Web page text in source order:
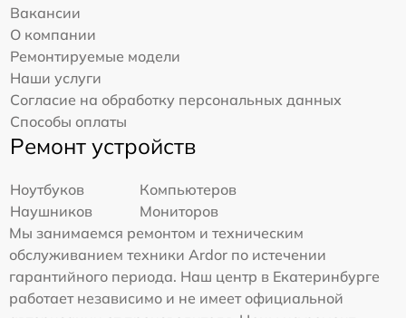
Вакансии
О компании
Ремонтируемые модели
Наши услуги
Согласие на обработку персональных данных
Способы оплаты
Ремонт устройств
Ноутбуков
Компьютеров
Наушников
Мониторов
Мы занимаемся ремонтом и техническим
обслуживанием техники Ardor по истечении
гарантийного периода. Наш центр в Екатеринбурге
работает независимо и не имеет официальной